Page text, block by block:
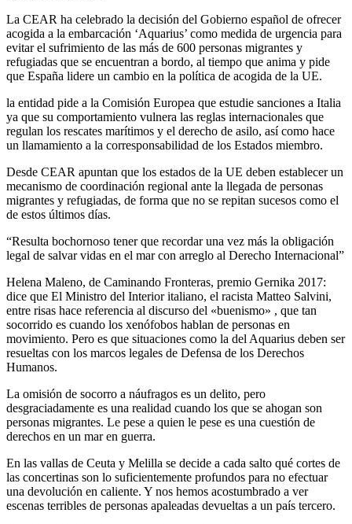
La CEAR ha celebrado la decisión del Gobierno español de ofrecer
acogida a la embarcación ‘Aquarius’ como medida de urgencia para
evitar el sufrimiento de las más de 600 personas migrantes y
refugiadas que se encuentran a bordo, al tiempo que anima y pide
que España lidere un cambio en la política de acogida de la UE.
la entidad pide a la Comisión Europea que estudie sanciones a Italia
ya que su comportamiento vulnera las reglas internacionales que
regulan los rescates marítimos y el derecho de asilo, así como hace
un llamamiento a la corresponsabilidad de los Estados miembro.
Desde CEAR apuntan que los estados de la UE deben establecer un
mecanismo de coordinación regional ante la llegada de personas
migrantes y refugiadas, de forma que no se repitan sucesos como el
de estos últimos días.
“Resulta bochornoso tener que recordar una vez más la obligación
legal de salvar vidas en el mar con arreglo al Derecho Internacional”
Helena Maleno, de Caminando Fronteras, premio Gernika 2017:
dice que El Ministro del Interior italiano, el racista Matteo Salvini,
entre risas hace referencia al discurso del «buenismo» , que tan
socorrido es cuando los xenófobos hablan de personas en
movimiento. Pero es que situaciones como la del Aquarius deben ser
resueltas con los marcos legales de Defensa de los Derechos
Humanos.
La omisión de socorro a náufragos es un delito, pero
desgraciadamente es una realidad cuando los que se ahogan son
personas migrantes. Le pese a quien le pese es una cuestión de
derechos en un mar en guerra.
En las vallas de Ceuta y Melilla se decide a cada salto qué cortes de
las concertinas son lo suficientemente profundos para no efectuar
una devolución en caliente. Y nos hemos acostumbrado a ver
escenas terribles de personas apaleadas devueltas a un país tercero.